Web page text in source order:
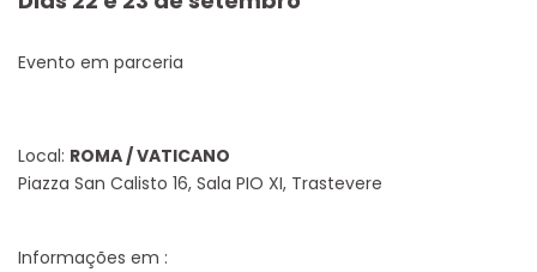
Evento em parceria
Local: ROMA / VATICANO
Piazza San Calisto 16, Sala PIO XI, Trastevere
Informações em :